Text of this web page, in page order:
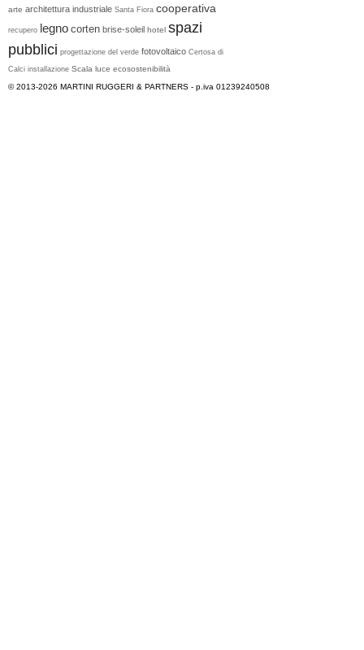
arte architettura industriale Santa Fiora cooperativa
recupero legno corten brise-soleil hotel spazi
pubblici progettazione del verde fotovoltaico Certosa di
Calci installazione Scala luce ecosostenibilità
© 2013-2026 MARTINI RUGGERI & PARTNERS - p.iva 01239240508